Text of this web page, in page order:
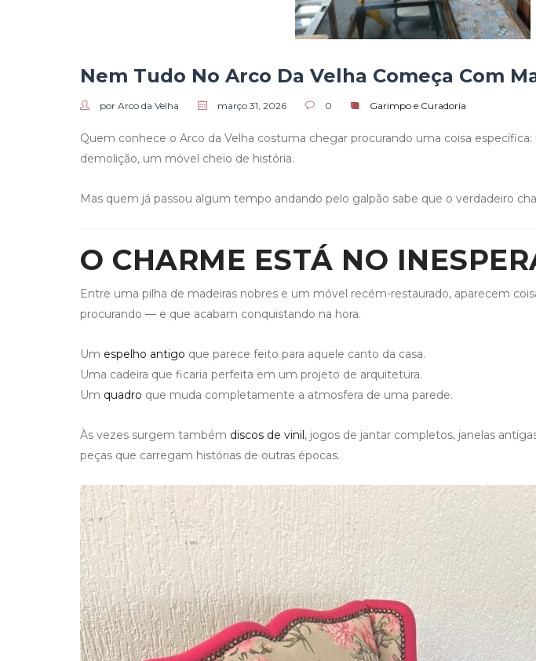
Nem Tudo No Arco Da Velha Começa Com
por Arco da Velha março 31, 2026 0 Garimpo e Curadoria
Quem conhece o Arco da Velha costuma chegar procurando uma coisa
demolição, um móvel cheio de história.
Mas quem já passou algum tempo andando pelo galpão sabe que o verdadeiro
O CHARME ESTÁ NO
Entre uma pilha de madeiras nobres e um móvel recém-restaurado, aparecem
procurando — e que acabam conquistando na hora.
Um espelho antigo que parece feito para aquele canto da casa.
Uma cadeira que ficaria perfeita em um projeto de arquitetura.
Um quadro que muda completamente a atmosfera de uma parede.
Às vezes surgem também discos de vinil, jogos de jantar completos, janelas
peças que carregam histórias de outras épocas.